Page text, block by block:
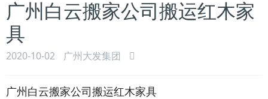
广州白云搬家公司搬运红木家
具
2020-10-02 广州大发集团
广州白云搬家公司搬运红木家具